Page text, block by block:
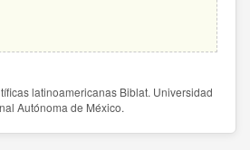
latinoamericanas Biblat. Universidad
Autónoma de México.